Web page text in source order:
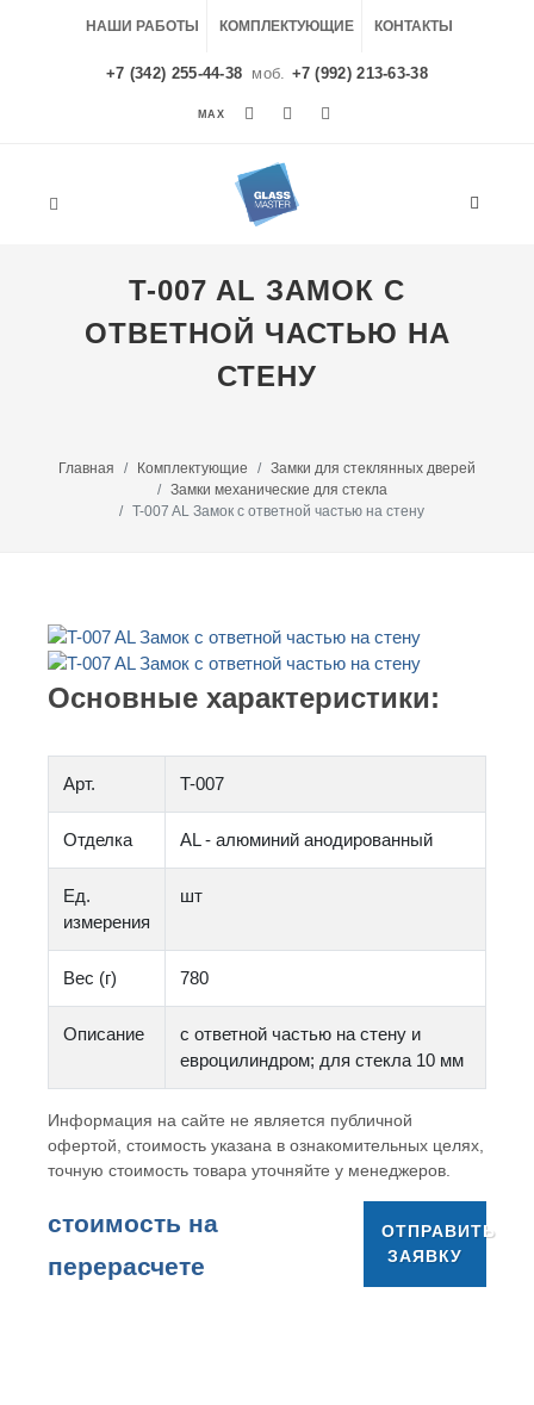
НАШИ РАБОТЫ КОМПЛЕКТУЮЩИЕ КОНТАКТЫ
+7 (342) 255-44-38 моб. +7 (992) 213-63-38
MAX
T-007 AL ЗАМОК С
ОТВЕТНОЙ ЧАСТЬЮ НА
СТЕНУ
Главная Комплектующие
Замки для стеклянных дверей
Замки механические для стекла
T-007 AL Замок с ответной частью на стену
Основные характеристики:
Арт. T-007
Отделка AL - алюминий анодированный
Ед.
измерения
шт
Вес (г) 780
Описание
с ответной частью на стену и
евроцилиндром; для стекла 10 мм
Информация на сайте не является публичной
офертой, стоимость указана в ознакомительных целях,
точную стоимость товара уточняйте у менеджеров.
cтоимость на
перерасчете
ОТПРАВИТЬ
ЗАЯВКУ